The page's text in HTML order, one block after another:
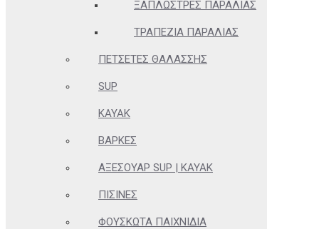
ΞΑΠΛΏΣΤΡΕΣ ΠΑΡΑΛΊΑΣ
ΤΡΑΠΈΖΙΑ ΠΑΡΑΛΊΑΣ
ΠΕΤΣΈΤΕΣ ΘΑΛΆΣΣΗΣ
SUP
KAYAK
ΒΆΡΚΕΣ
ΑΞΕΣΟΥΆΡ SUP | KAYAK
ΠΙΣΊΝΕΣ
ΦΟΥΣΚΩΤΆ ΠΑΙΧΝΊΔΙΑ